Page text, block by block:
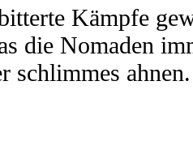
Kämpfe
die Nomaden
schlimmes ahnen.